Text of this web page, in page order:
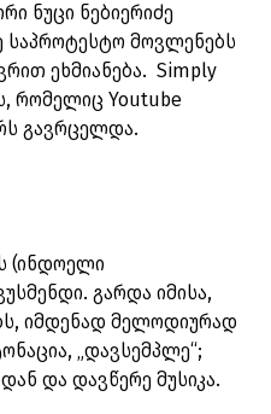
ნუცი ნებიერიძე
საპროტესტო მოვლენებს
ეხმიანება. Simply
რომელიც Youtube
გავრცელდა.
(ინდოელი
გარდა იმისა,
იმდენად მელოდიურად
„დავსემპლე“;
და დავწერე მუსიკა.